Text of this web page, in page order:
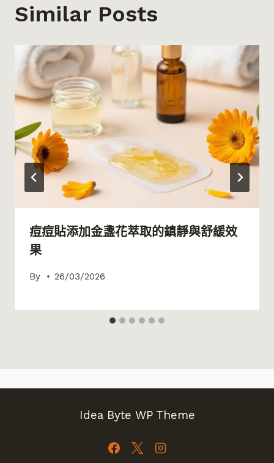
Similar Posts
痘痘貼添加金盞花萃取的鎮靜與舒緩效
果
By 26/03/2026
Idea Byte WP Theme